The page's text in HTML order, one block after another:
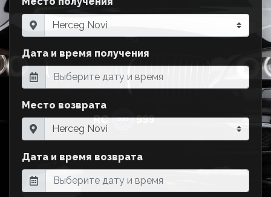
Дата и время получения
Место возврата
Дата и время возврата